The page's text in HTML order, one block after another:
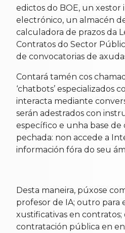
edictos do BOE, un
electrónico, un almacén
calculadora de prazos da
Contratos do Sector
de convocatorias de
Contará tamén cos
‘chatbots’ especializados
interacta mediante
serán adestrados con
específico e unha base
pechada: non accede a
información fóra do seu
Desta maneira, púxose
profesor de IA; outro para
xustificativas en
contratación pública en